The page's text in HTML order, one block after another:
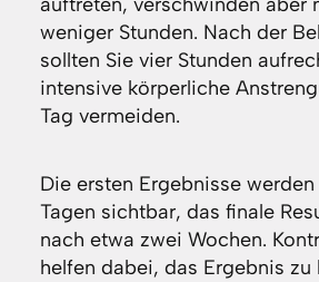
weniger Stunden. Nach der
sollten Sie vier Stunden
intensive körperliche
Tag vermeiden.
Die ersten Ergebnisse
Tagen sichtbar, das finale
nach etwa zwei Wochen.
helfen dabei, das Ergebnis zu